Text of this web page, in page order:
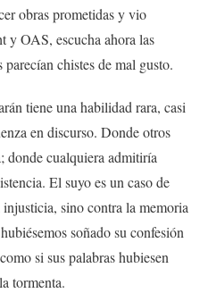
obras prometidas y vio
y OAS, escucha ahora las
chistes de mal gusto.
tiene una habilidad rara, casi
en discurso. Donde otros
donde cualquiera admitiría
El suyo es un caso de
sino contra la memoria
soñado su confesión
si sus palabras hubiesen
tormenta.